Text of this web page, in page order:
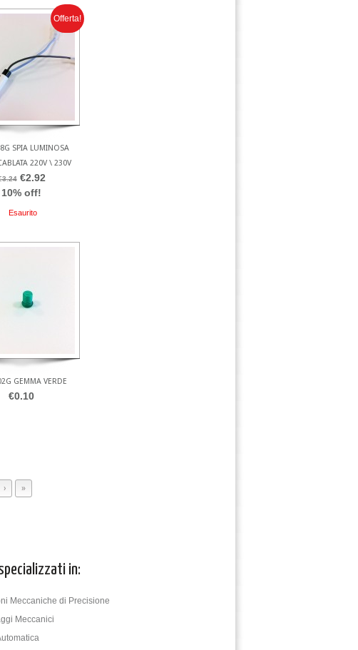
Offerta!
SPIA LUMINOSA
220V \ 230V
€2.92
10% off!
Esaurito
GEMMA VERDE
€0.10
› »
in:
Meccaniche di Precisione
Meccanici